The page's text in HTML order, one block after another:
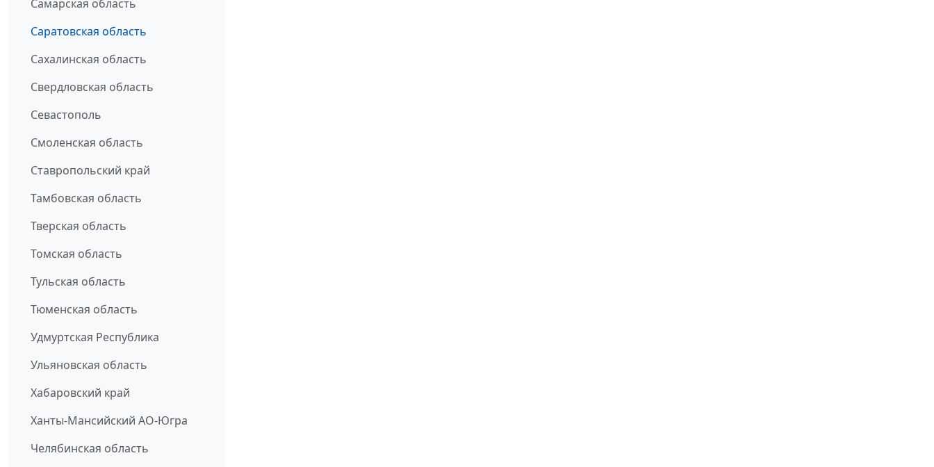
Самарская область
Саратовская область
Сахалинская область
Свердловская область
Севастополь
Смоленская область
Ставропольский край
Тамбовская область
Тверская область
Томская область
Тульская область
Тюменская область
Удмуртская Республика
Ульяновская область
Хабаровский край
Ханты-Мансийский АО-Югра
Челябинская область